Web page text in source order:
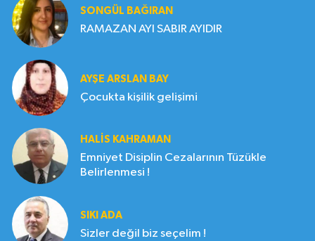
SONGÜL BAĞIRAN
RAMAZAN AYI SABIR AYIDIR
AYŞE ARSLAN BAY
Çocukta kişilik gelişimi
HALIS KAHRAMAN
Emniyet Disiplin Cezalarının Tüzükle
Belirlenmesi !
SIKI ADA
Sizler değil biz seçelim !